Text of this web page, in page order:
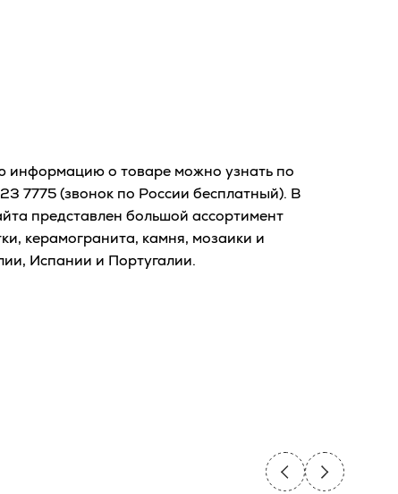
информацию о товаре можно узнать по
7775(звонок по России бесплатный). В
представлен большой ассортимент
керамогранита, камня, мозаики и
Испании и Португалии.